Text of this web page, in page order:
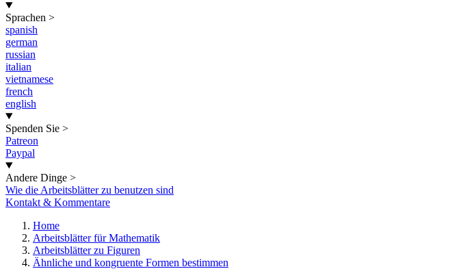
Sprachen >
spanish
german
russian
italian
vietnamese
french
english
Spenden Sie >
Patreon
Paypal
Andere Dinge >
Wie die Arbeitsblätter zu benutzen sind
Kontakt & Kommentare
Home
Arbeitsblätter für Mathematik
Arbeitsblätter zu Figuren
Ähnliche und kongruente Formen bestimmen